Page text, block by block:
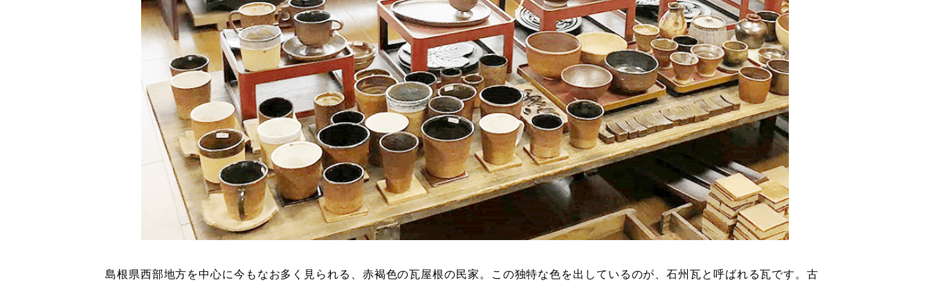
島根県西部地方を中心に今もなお多く見られる、赤褐色の瓦屋根の民家。この独特な色を出しているのが、石州瓦と呼ばれる瓦です。古